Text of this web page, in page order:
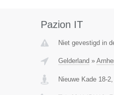
Pazion IT
Niet gevestigd in
Gelderland »
Nieuwe Kade 18-2,